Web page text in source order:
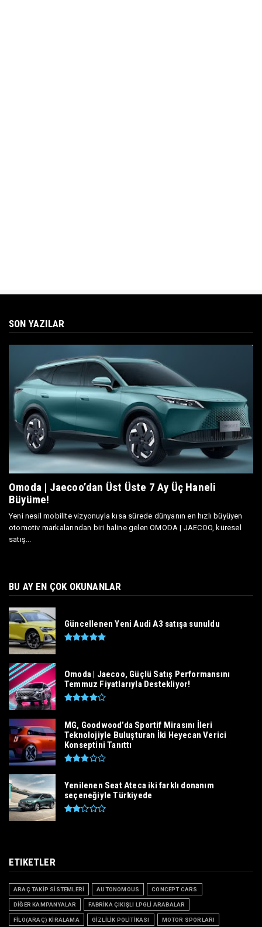
SON YAZILAR
Omoda | Jaecoo’dan Üst Üste 7 Ay Üç Haneli
Büyüme!
Yeni nesil mobilite vizyonuyla kısa sürede dünyanın en hızlı büyüyen
otomotiv markalarından biri haline gelen OMODA | JAECOO, küresel
satış...
BU AY EN ÇOK OKUNANLAR
Güncellenen Yeni Audi A3 satışa sunuldu
Omoda | Jaecoo, Güçlü Satış Performansını
Temmuz Fiyatlarıyla Destekliyor!
MG, Goodwood’da Sportif Mirasını İleri
Teknolojiyle Buluşturan İki Heyecan Verici
Konseptini Tanıttı
Yenilenen Seat Ateca iki farklı donanım
seçeneğiyle Türkiyede
ETIKETLER
ARAÇ TAKİP SİSTEMLERİ AUTONOMOUS CONCEPT CARS
DİĞER KAMPANYALAR FABRİKA ÇIKIŞLI LPGLİ ARABALAR
FİLO(ARAÇ) KİRALAMA GİZLİLİK POLİTİKASI MOTOR SPORLARI